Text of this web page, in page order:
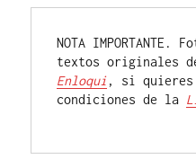
NOTA
textos originales
Enloqui, si
condiciones de la